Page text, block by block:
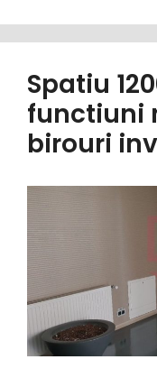
Spatiu
functiuni
birouri